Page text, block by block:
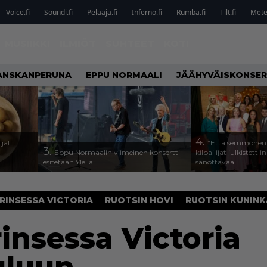
Voice.fi Soundi.fi Pelaaja.fi Inferno.fi Rumba.fi Tilt.fi
EPPU NORMAALI
3. Eppu Normaalin viimeinen konsertti
esitetään Ylellä
4. ”Että semmonen
kilpailijat julkistettiin
sanottavaa
VICTORIA RUOTSIN HOVI RUOTSIN
Victoria